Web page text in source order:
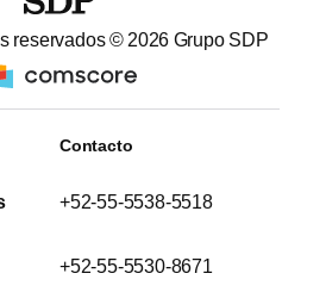
reservados © 2026 Grupo SDP
Contacto
+52-55-5538-5518
+52-55-5530-8671